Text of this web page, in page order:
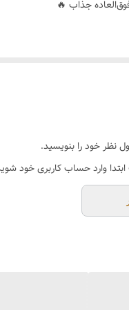
جذاب 🔥
نظر خود را بنویسید.
وارد حساب کاربری خود